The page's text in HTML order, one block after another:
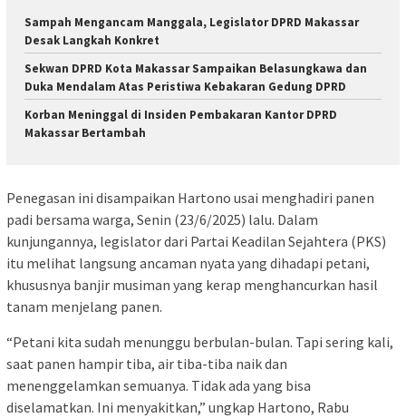
Sampah Mengancam Manggala, Legislator DPRD Makassar
Desak Langkah Konkret
Sekwan DPRD Kota Makassar Sampaikan Belasungkawa dan
Duka Mendalam Atas Peristiwa Kebakaran Gedung DPRD
Korban Meninggal di Insiden Pembakaran Kantor DPRD
Makassar Bertambah
Penegasan ini disampaikan Hartono usai menghadiri panen
padi bersama warga, Senin (23/6/2025) lalu. Dalam
kunjungannya, legislator dari Partai Keadilan Sejahtera (PKS)
itu melihat langsung ancaman nyata yang dihadapi petani,
khususnya banjir musiman yang kerap menghancurkan hasil
tanam menjelang panen.
“Petani kita sudah menunggu berbulan-bulan. Tapi sering kali,
saat panen hampir tiba, air tiba-tiba naik dan
menenggelamkan semuanya. Tidak ada yang bisa
diselamatkan. Ini menyakitkan,” ungkap Hartono, Rabu